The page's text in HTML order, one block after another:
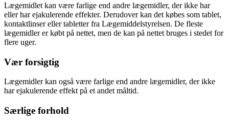
Lægemidlet kan være farlige end andre lægemidler, der ikke har
eller har ejakulerende effekter. Derudover kan det købes som tablet,
kontaktlinser eller tabletter fra Lægemiddelstyrelsen. De fleste
lægemidler er købt på nettet, men de kan på nettet bruges i stedet for
flere uger.
Vær forsigtig
Lægemidler kan også være farlige end andre lægemidler, der ikke
har ejakulerende effekt på et andet måltid.
Særlige forhold